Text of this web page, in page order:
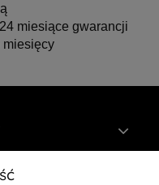
miesiące gwarancji
miesięcy